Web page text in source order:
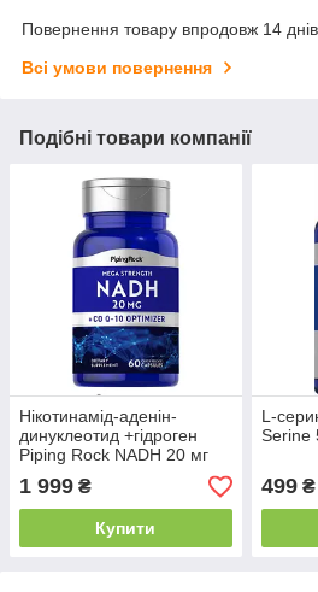
Повернення товару впродовж 14
Всі умови повернення
Подібні товари компанії
Нікотинамід-аденін-
динуклеотид +гідроген
Piping Rock NADH 20 мг
60 капс.
1 999 ₴
Купити
L-
Serine
499₴